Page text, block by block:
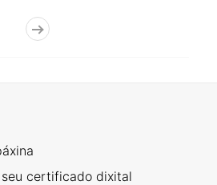
certificado dixital